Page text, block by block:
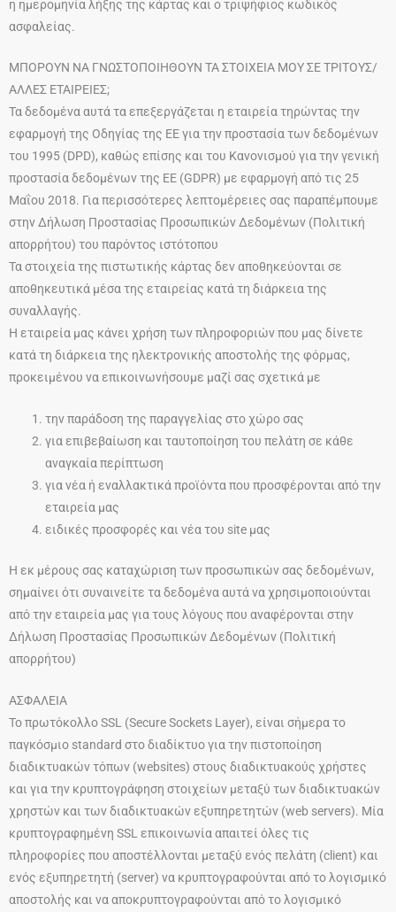
η ημερομηνία λήξης της κάρτας και ο τριψήφιος κωδικός
ασφαλείας.
ΜΠΟΡΟΥΝ ΝΑ ΓΝΩΣΤΟΠΟΙΗΘΟΥΝ ΤΑ ΣΤΟΙΧΕΙΑ ΜΟΥ ΣΕ ΤΡΙΤΟΥΣ/
ΑΛΛΕΣ ΕΤΑΙΡΕΙΕΣ;
Τα δεδομένα αυτά τα επεξεργάζεται η εταιρεία τηρώντας την
εφαρμογή της Οδηγίας της ΕΕ για την προστασία των δεδομένων
του 1995 (DPD), καθώς επίσης και του Κανονισμού για την γενική
προστασία δεδομένων της ΕΕ (GDPR) με εφαρμογή από τις 25
Μαΐου 2018. Για περισσότερες λεπτομέρειες σας παραπέμπουμε
στην Δήλωση Προστασίας Προσωπικών Δεδομένων (Πολιτική
απορρήτου) του παρόντος ιστότοπου
Τα στοιχεία της πιστωτικής κάρτας δεν αποθηκεύονται σε
αποθηκευτικά μέσα της εταιρείας κατά τη διάρκεια της
συναλλαγής.
Η εταιρεία μας κάνει χρήση των πληροφοριών που μας δίνετε
κατά τη διάρκεια της ηλεκτρονικής αποστολής της φόρμας,
προκειμένου να επικοινωνήσουμε μαζί σας σχετικά με
την παράδοση της παραγγελίας στο χώρο σας
για επιβεβαίωση και ταυτοποίηση του πελάτη σε κάθε
αναγκαία περίπτωση
για νέα ή εναλλακτικά προϊόντα που προσφέρονται από την
εταιρεία μας
ειδικές προσφορές και νέα του site μας
Η εκ μέρους σας καταχώριση των προσωπικών σας δεδομένων,
σημαίνει ότι συναινείτε τα δεδομένα αυτά να χρησιμοποιούνται
από την εταιρεία μας για τους λόγους που αναφέρονται στην
Δήλωση Προστασίας Προσωπικών Δεδομένων (Πολιτική
απορρήτου)
ΑΣΦΑΛΕΙΑ
Το πρωτόκολλο SSL (Secure Sockets Layer), είναι σήμερα το
παγκόσμιο standard στο διαδίκτυο για την πιστοποίηση
διαδικτυακών τόπων (websites) στους διαδικτυακούς χρήστες
και για την κρυπτογράφηση στοιχείων μεταξύ των διαδικτυακών
χρηστών και των διαδικτυακών εξυπηρετητών (web servers). Μία
κρυπτογραφημένη SSL επικοινωνία απαιτεί όλες τις
πληροφορίες που αποστέλλονται μεταξύ ενός πελάτη (client) και
ενός εξυπηρετητή (server) να κρυπτογραφούνται από το λογισμικό
αποστολής και να αποκρυπτογραφούνται από το λογισμικό